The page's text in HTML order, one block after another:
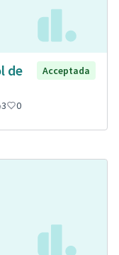
de
Acceptada
3 0